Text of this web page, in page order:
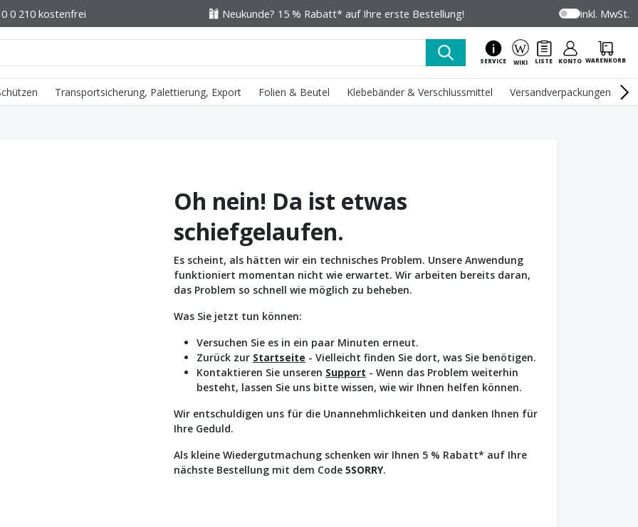
0 210 kostenfrei Neukunde? 15 % Rabatt* auf Ihre erste Bestellung! inkl. MwSt.
SERVICE WIKI LISTE KONTO WARENKORB
Transportsicherung, Palettierung, Export Folien & Beutel Klebebänder & Verschlussmittel Versandverpackungen
Oh nein! Da ist etwas
schiefgelaufen.
Es scheint, als hätten wir ein technisches Problem. Unsere Anwendung
funktioniert momentan nicht wie erwartet. Wir arbeiten bereits daran,
das Problem so schnell wie möglich zu beheben.
Was Sie jetzt tun können:
Versuchen Sie es in ein paar Minuten erneut.
Zurück zur Startseite - Vielleicht finden Sie dort, was Sie benötigen.
Kontaktieren Sie unseren Support - Wenn das Problem weiterhin
besteht, lassen Sie uns bitte wissen, wie wir Ihnen helfen können.
Wir entschuldigen uns für die Unannehmlichkeiten und danken Ihnen für
Ihre Geduld.
Als kleine Wiedergutmachung schenken wir Ihnen 5 % Rabatt* auf Ihre
nächste Bestellung mit dem Code 5SORRY.